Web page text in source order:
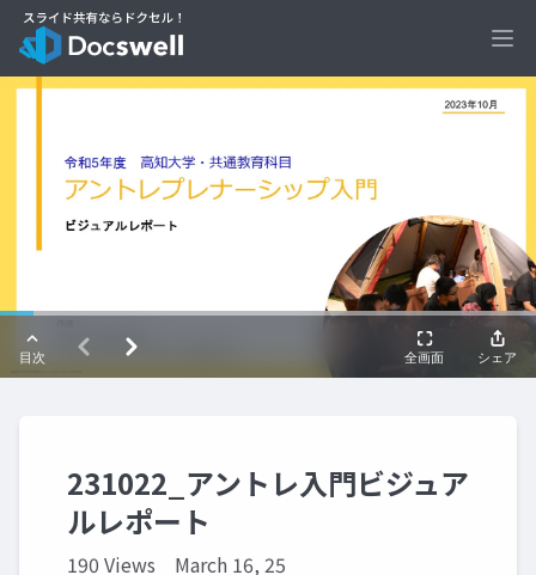
231022_アントレ入門ビジュア
ルレポート
190 Views March 16, 25